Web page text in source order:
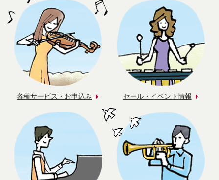
各種サービス・お申込み セール・イベント情報